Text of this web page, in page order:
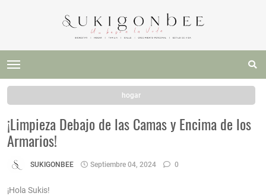
hogar
¡Limpieza Debajo de las Camas y Encima de los
Armarios!
SUKIGONBEE Septiembre 04, 2024 0
¡Hola Sukis!